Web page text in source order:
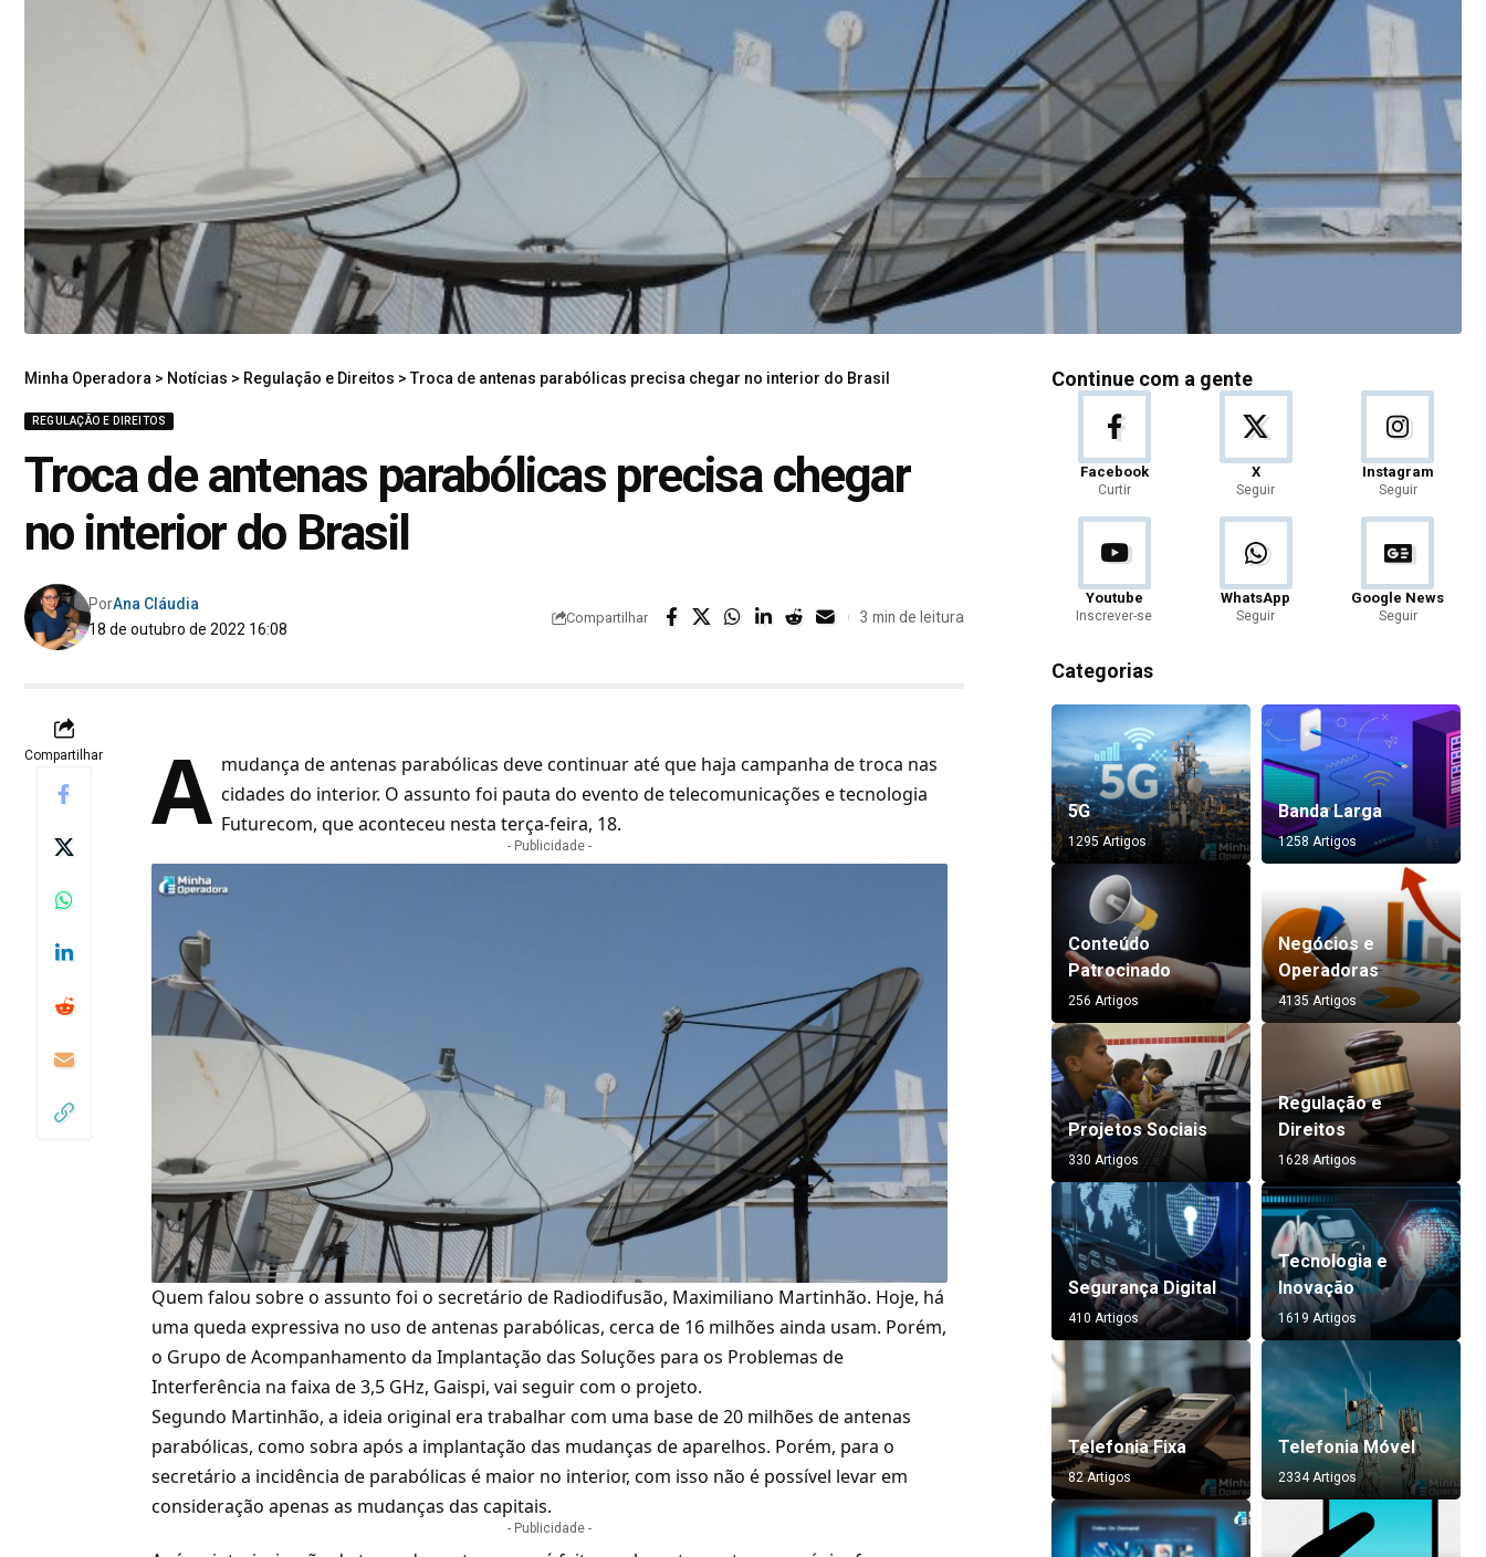
Minha Operadora > Notícias > Regulação e Direitos > Troca de antenas parabólicas precisa chegar no interior do Brasil
REGULAÇÃO E DIREITOS
Troca de antenas parabólicas precisa chegar
no interior do Brasil
18 de outubro de 2022 16:08
PorAna Cláudia
Compartilhar 3 min de leitura
Compartilhar A mudança de antenas parabólicas deve continuar até que haja campanha de troca nas
cidades do interior. O assunto foi pauta do evento de telecomunicações e tecnologia
Futurecom, que aconteceu nesta terça-feira, 18.
- Publicidade -
Quem falou sobre o assunto foi o secretário de Radiodifusão, Maximiliano Martinhão. Hoje, há
uma queda expressiva no uso de antenas parabólicas, cerca de 16 milhões ainda usam. Porém,
o Grupo de Acompanhamento da Implantação das Soluções para os Problemas de
Interferência na faixa de 3,5 GHz, Gaispi, vai seguir com o projeto.
Segundo Martinhão, a ideia original era trabalhar com uma base de 20 milhões de antenas
parabólicas, como sobra após a implantação das mudanças de aparelhos. Porém, para o
secretário a incidência de parabólicas é maior no interior, com isso não é possível levar em
consideração apenas as mudanças das capitais.
- Publicidade -
Continue com a gente
Facebook
Curtir
X
Seguir
Instagram
Seguir
Youtube
Inscrever-se
WhatsApp
Seguir
Google News
Seguir
Categorias
5G
1295 Artigos
Banda Larga
1258 Artigos
Conteúdo
Patrocinado
256 Artigos
Negócios e
Operadoras
4135 Artigos
Projetos Sociais
330 Artigos
Regulação e
Direitos
1628 Artigos
Segurança Digital
410 Artigos
Tecnologia e
Inovação
1619 Artigos
Telefonia Fixa
82 Artigos
Telefonia Móvel
2334 Artigos